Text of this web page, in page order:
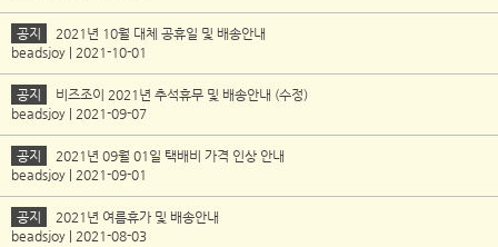
공지
2021년 10월 대체 공휴일 및 배송안내
beadsjoy | 2021-10-01
공지
비즈조이 2021년 추석휴무 및 배송안내 (수정)
beadsjoy | 2021-09-07
공지
2021년 09월 01일 택배비 가격 인상 안내
beadsjoy | 2021-09-01
공지
2021년 여름휴가 및 배송안내
beadsjoy | 2021-08-03